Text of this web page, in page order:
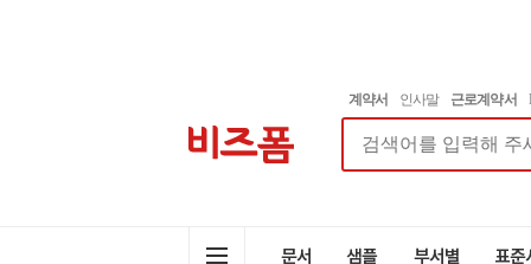
계약서 인사말 근로계약서